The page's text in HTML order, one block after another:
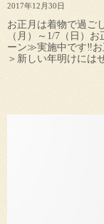
2017年12月30日
お正月は着物で過ご
（月）～1/7（日）
ーン≫実施中です‼お
＞新しい年明けには